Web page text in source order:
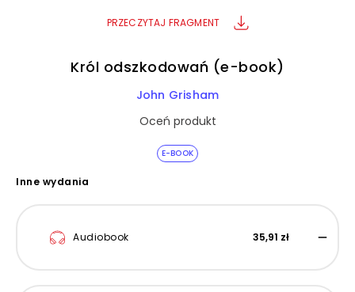
PRZECZYTAJ FRAGMENT
E-BOOK
Król odszkodowań (e-book)
John Grisham
Oceń produkt
Inne wydania
Audiobook 35,91 zł